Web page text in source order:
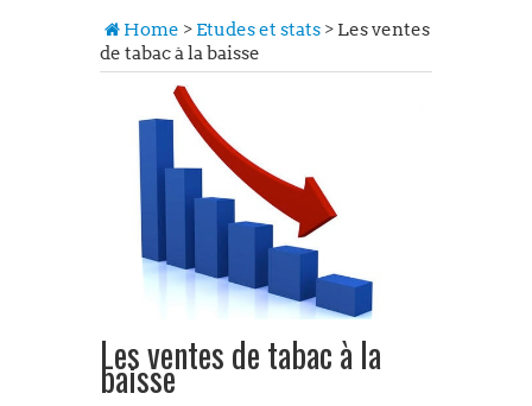
boutiques
e-cigarette
Home > Etudes et stats > Les ventes
de tabac à la baisse
Les ventes de tabac à la
baisse